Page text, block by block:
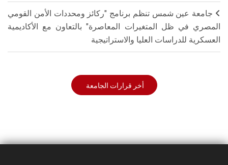
جامعة عين شمس تنظم برنامج "ركائز ومحددات الأمن القومي
المصري في ظل المتغيرات المعاصرة" بالتعاون مع الأكاديمية
العسكرية للدراسات العليا والاستراتيجية
أخر قرارات الجامعة